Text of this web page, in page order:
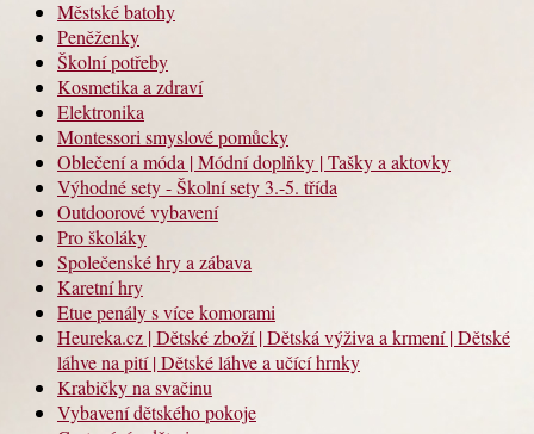
Městské batohy
Peněženky
Školní potřeby
Kosmetika a zdraví
Elektronika
Montessori smyslové pomůcky
Oblečení a móda | Módní doplňky | Tašky a aktovky
Výhodné sety - Školní sety 3.-5. třída
Outdoorové vybavení
Pro školáky
Společenské hry a zábava
Karetní hry
Etue penály s více komorami
Heureka.cz | Dětské zboží | Dětská výživa a krmení | Dětské
láhve na pití | Dětské láhve a učící hrnky
Krabičky na svačinu
Vybavení dětského pokoje